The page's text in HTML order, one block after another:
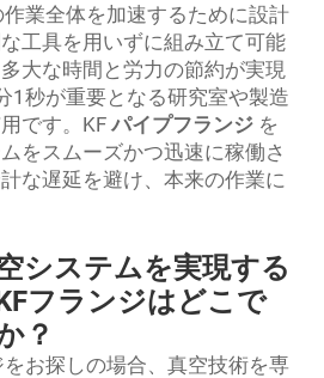
業全体を加速するために設計
工具を用いずに組み立て可能
大な時間と労力の節約が実現
1秒が重要となる研究室や製造
です。KF パイプフランジ を
をスムーズかつ迅速に稼働さ
な遅延を避け、本来の作業に
システムを実現する
フランジはどこで
？
お探しの場合、真空技術を専